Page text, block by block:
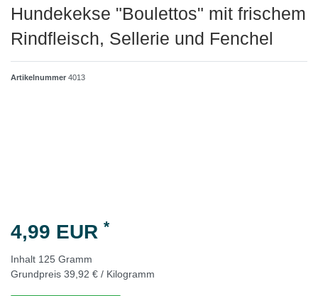
Hundekekse "Boulettos" mit frischem
Rindfleisch, Sellerie und Fenchel
Artikelnummer 4013
4,99 EUR *
Inhalt 125 Gramm
Grundpreis 39,92 € / Kilogramm